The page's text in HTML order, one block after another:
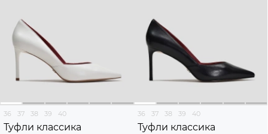
36 37 38 39 40
Туфли классика
36 37 38 39 40
Туфли классика